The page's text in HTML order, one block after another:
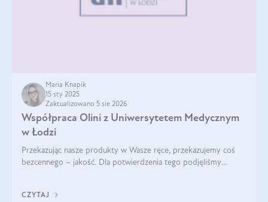
Maria Knapik
15 sty 2025
Zaktualizowano 5 sie 2026
Współpraca Olini z Uniwersytetem Medycznym
w Łodzi
Przekazując nasze produkty w Wasze ręce, przekazujemy coś
bezcennego – jakość. Dla potwierdzenia tego podjęliśmy
CZYTAJ